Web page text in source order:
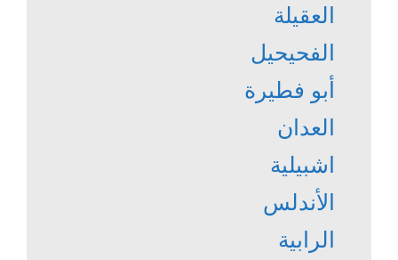
العقيلة
الفحيحيل
أبو فطيرة
العدان
اشبيلية
الأندلس
الرابية